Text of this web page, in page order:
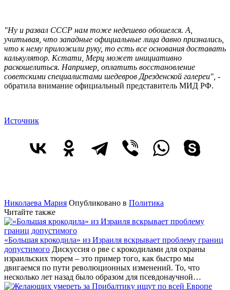
"Ну и развал СССР нам тоже недешево обошелся. А,
учитывая, что западные официальные лица давно признались,
что к нему приложили руку, то есть все основания доставать
калькулятор. Кстати, Мерц может инициативно
раскошелиться. Например, оплатить восстановление
советскими специалистами шедевров Дрезденской галереи", -
обратила внимание официальный представитель МИД РФ.
Источник
Николаева Мария Опубликовано в Политика
Читайте также
«Большая крокодила» из Израиля вскрывает проблему границ
допустимого Дискуссия о рве с крокодилами для охраны
израильских тюрем – это пример того, как быстро мы
двигаемся по пути революционных изменений. То, что
несколько лет назад было образом для псевдонаучной…